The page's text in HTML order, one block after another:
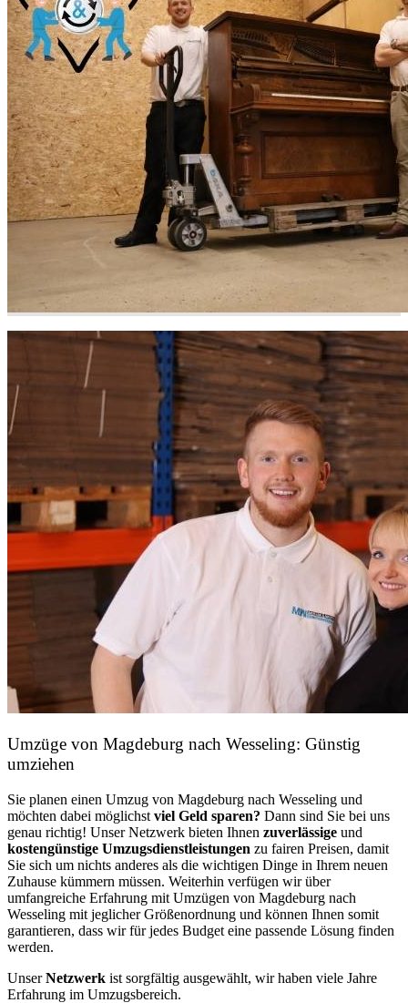
Umzüge von Magdeburg nach Wesseling: Günstig
umziehen
Sie planen einen Umzug von Magdeburg nach Wesseling und
möchten dabei möglichst viel Geld sparen? Dann sind Sie bei uns
genau richtig! Unser Netzwerk bieten Ihnen zuverlässige und
kostengünstige Umzugsdienstleistungen zu fairen Preisen, damit
Sie sich um nichts anderes als die wichtigen Dinge in Ihrem neuen
Zuhause kümmern müssen. Weiterhin verfügen wir über
umfangreiche Erfahrung mit Umzügen von Magdeburg nach
Wesseling mit jeglicher Größenordnung und können Ihnen somit
garantieren, dass wir für jedes Budget eine passende Lösung finden
werden.
UnserNetzwerk ist sorgfältig ausgewählt, wir haben viele Jahre
Erfahrung im Umzugsbereich.